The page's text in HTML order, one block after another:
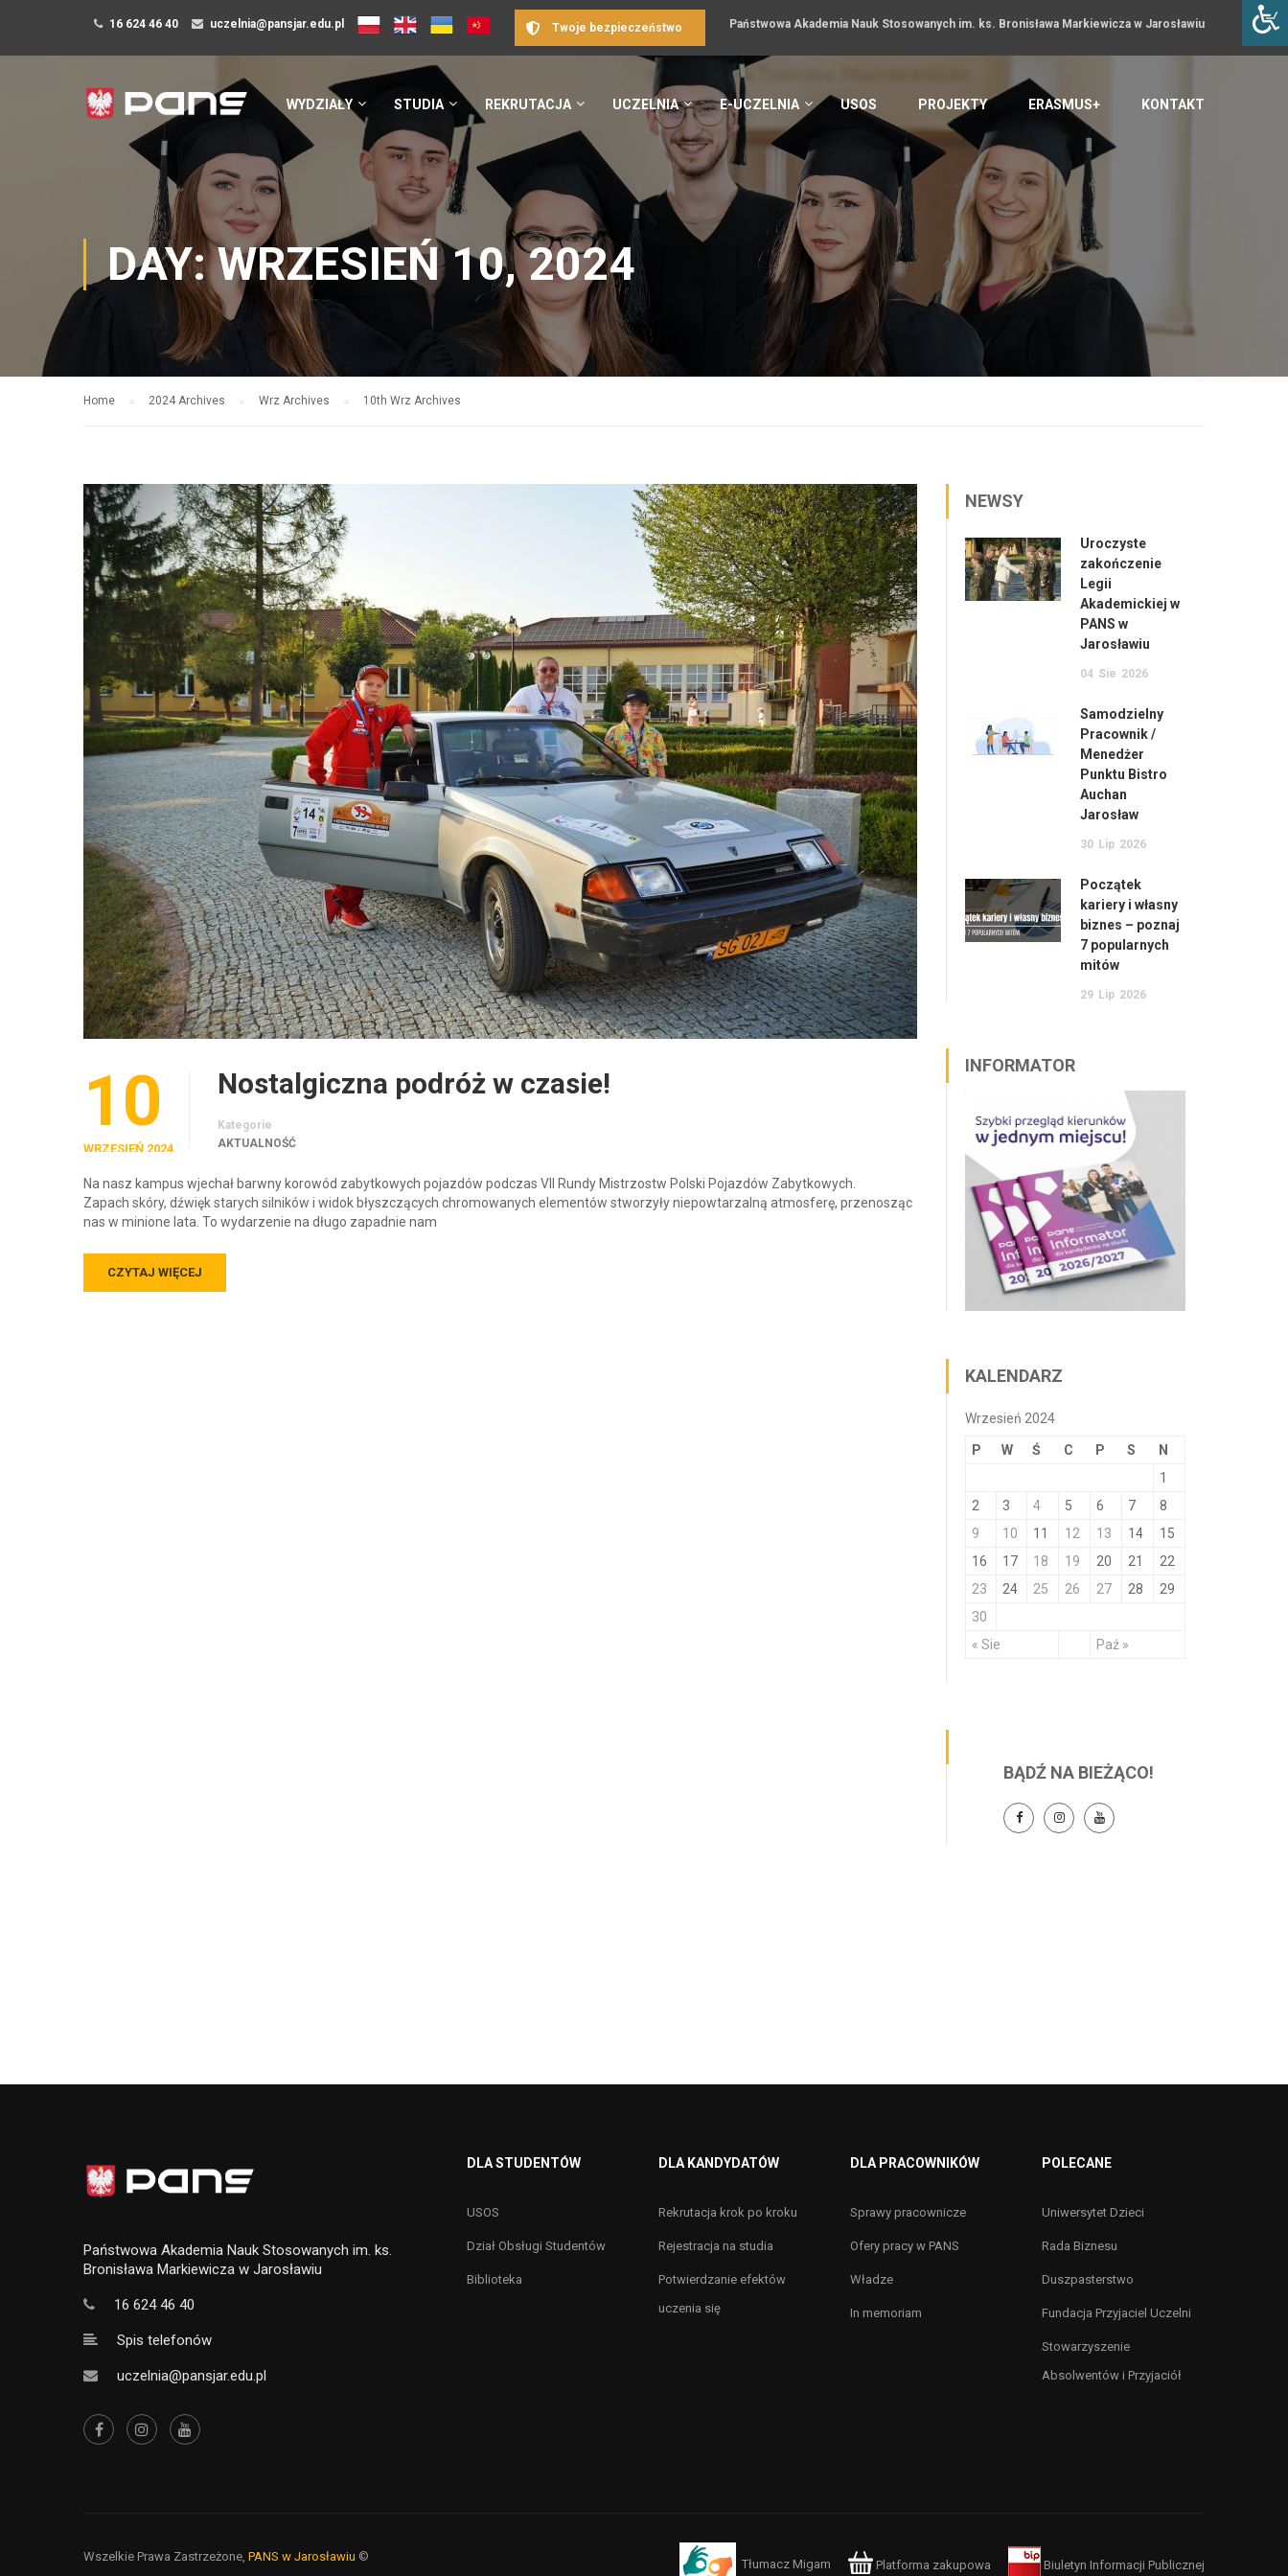
16 624 46 40 uczelnia@pansjar.edu.pl Państwowa Akademia Nauk Stosowanych im. ks. Bronisława Markiewicza w Jarosławiu
Twoje bezpieczeństwo
WYDZIAŁY STUDIA REKRUTACJA UCZELNIA E-UCZELNIA USOS PROJEKTY ERASMUS+ KONTAKT
DAY: WRZESIEŃ 10, 2024
Home 2024 Archives Wrz Archives 10th Wrz Archives
10
WRZESIEŃ 2024
Nostalgiczna podróż w czasie!
Kategorie
AKTUALNOŚĆ
Na nasz kampus wjechał barwny korowód zabytkowych pojazdów podczas VII Rundy Mistrzostw Polski Pojazdów Zabytkowych.
Zapach skóry, dźwięk starych silników i widok błyszczących chromowanych elementów stworzyły niepowtarzalną atmosferę, przenosząc
nas w minione lata. To wydarzenie na długo zapadnie nam
CZYTAJ WIĘCEJ
NEWSY
Uroczyste
zakończenie
Legii
Akademickiej w
PANS w
Jarosławiu
04 Sie 2026
Samodzielny
Pracownik /
Menedżer
Punktu Bistro
Auchan
Jarosław
30 Lip 2026
Początek
kariery i własny
biznes – poznaj
7 popularnych
mitów
29 Lip 2026
INFORMATOR
KALENDARZ
Wrzesień 2024
P W Ś C P S N
« Sie Paź »
1
2
3 4 5 6 7
8
9
10 11 12 13 14
15
16
17 18 19 20 21
22
23
24 25 26 27 28
29
30
BĄDŹ NA BIEŻĄCO!
Państwowa Akademia Nauk Stosowanych im. ks.
Bronisława Markiewicza w Jarosławiu
16 624 46 40
Spis telefonów
uczelnia@pansjar.edu.pl
DLA STUDENTÓW
USOS
Dział Obsługi Studentów
Biblioteka
DLA KANDYDATÓW
Rekrutacja krok po kroku
Rejestracja na studia
Potwierdzanie efektów
uczenia się
DLA PRACOWNIKÓW
Sprawy pracownicze
Ofery pracy w PANS
Władze
In memoriam
POLECANE
Uniwersytet Dzieci
Rada Biznesu
Duszpasterstwo
Fundacja Przyjaciel Uczelni
Stowarzyszenie
Absolwentów i Przyjaciół
Wszelkie Prawa Zastrzeżone, PANS w Jarosławiu ©
Tłumacz Migam Platforma zakupowa Biuletyn Informacji Publicznej